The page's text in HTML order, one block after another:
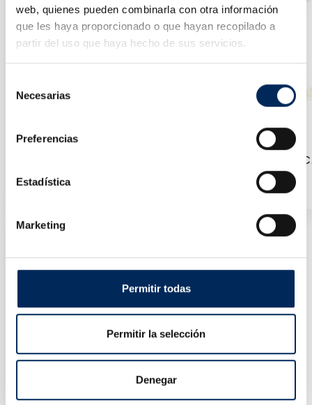
web, quienes pueden combinarla con otra información
que les haya proporcionado o que hayan recopilado a
partir del uso que haya hecho de sus servicios.
Necesarias
Preferencias
Estadística
Marketing
Permitir todas
Permitir la selección
Denegar
Booster Carregador De Bateria Para Iniciantes 400
0/39-BBC420
Preço